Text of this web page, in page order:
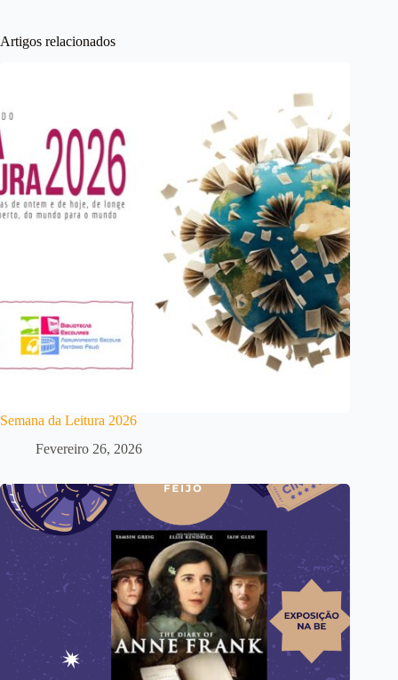
Artigos relacionados
Semana da Leitura 2026
Fevereiro 26, 2026